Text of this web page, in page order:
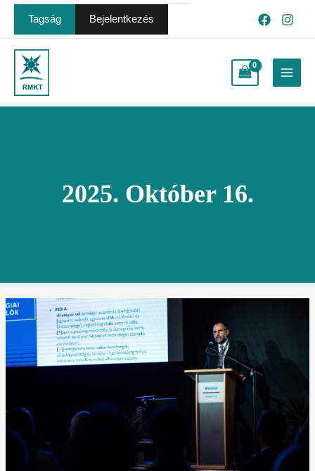
Skip
Tagság Bejelentkezés
Menu
2025. Október 16.
világrend
átalakulása
–
új
Post
pagination